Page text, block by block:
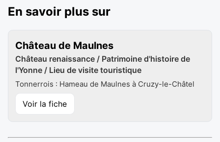
En savoir plus sur
Château de Maulnes
Château renaissance / Patrimoine d'histoire de
l'Yonne / Lieu de visite touristique
Tonnerrois : Hameau de Maulnes à Cruzy-le-Châtel
Voir la fiche